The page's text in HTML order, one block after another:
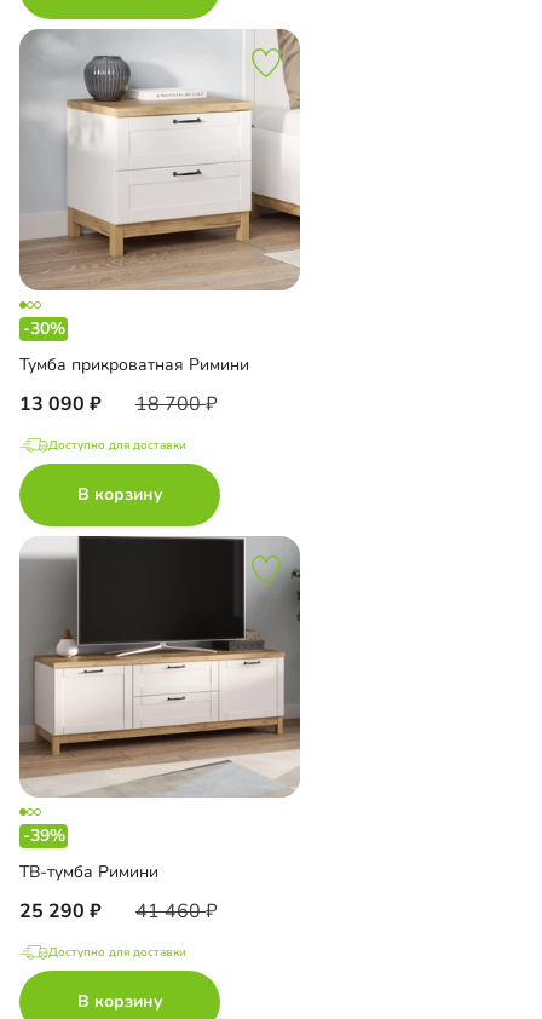
-30%
Тумба прикроватная Римини
13 090 18 700
Доступно для доставки
В корзину
-39%
ТВ-тумба Римини
25 290 41 460
Доступно для доставки
В корзину